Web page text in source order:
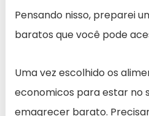
Pensando nisso, preparei
baratos que você pode
Uma vez escolhido os
economicos para estar no
emagrecer barato.